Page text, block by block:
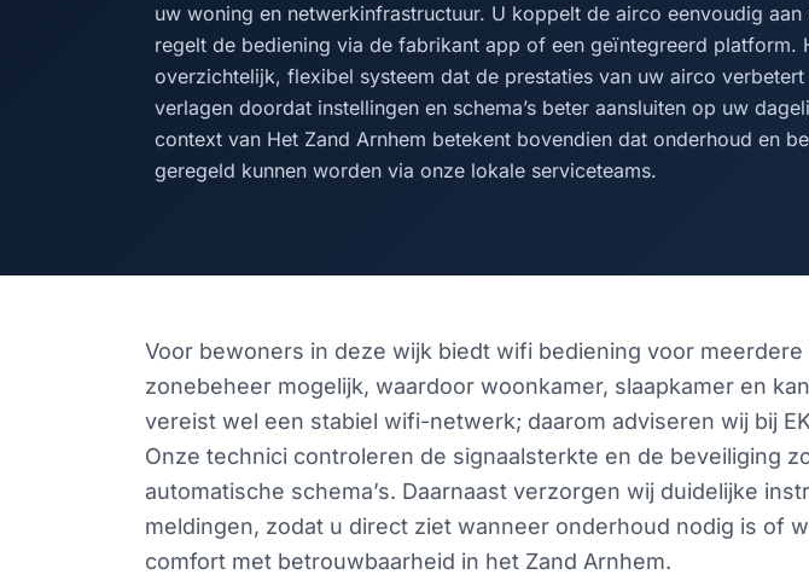
uw woning en netwerkinfrastructuur. U koppelt de airco eenvoudig
regelt de bediening via de fabrikant app of een geïntegreerd platform.
overzichtelijk, flexibel systeem dat de prestaties van uw airco
verlagen doordat instellingen en schema’s beter aansluiten op uw
context van Het Zand Arnhem betekent bovendien dat onderhoud en
geregeld kunnen worden via onze lokale serviceteams.
Voor bewoners in deze wijk biedt wifi bediening voor
zonebeheer mogelijk, waardoor woonkamer, slaapkamer en
vereist wel een stabiel wifi-netwerk; daarom adviseren wij bij
Onze technici controleren de signaalsterkte en de beveiliging
automatische schema’s. Daarnaast verzorgen wij duidelijke
meldingen, zodat u direct ziet wanneer onderhoud nodig is of
comfort met betrouwbaarheid in het Zand Arnhem.